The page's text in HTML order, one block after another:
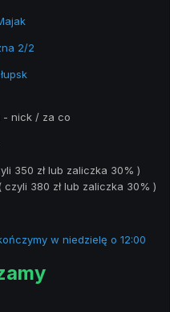
2/2
- nick / za co
350 zł lub zaliczka 30% )
380 zł lub zaliczka 30% )
w niedzielę o 12:00